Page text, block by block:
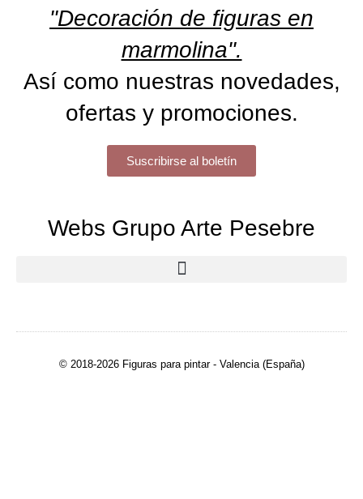
"Decoración de figuras en
marmolina".
Así como nuestras novedades,
ofertas y promociones.
Suscribirse al boletín
Webs Grupo Arte Pesebre
© 2018-2026 Figuras para pintar - Valencia (España)